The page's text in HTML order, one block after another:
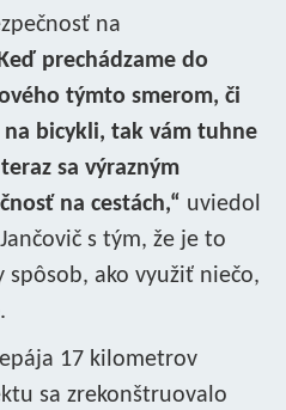
na
prechádzame do
týmto smerom, či
bicykli, tak vám tuhne
sa výrazným
na cestách,“ uviedol
s tým, že je to
ako využiť niečo,
17 kilometrov
sa zrekonštruovalo